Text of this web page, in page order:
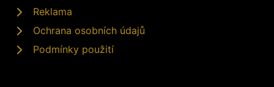
Reklama
Ochrana osobních údajů
Podmínky použití